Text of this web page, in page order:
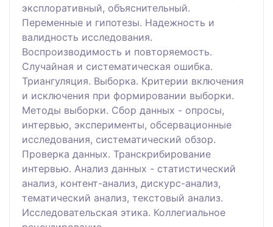
эксплоративный, объяснительный.
Переменные и гипотезы. Надежность и
валидность исследования.
Воспроизводимость и повторяемость.
Случайная и систематическая ошибка.
Триангуляция. Выборка. Критерии включения
и исключения при формировании выборки.
Методы выборки. Сбор данных - опросы,
интервью, эксперименты, обсервационные
исследования, систематический обзор.
Проверка данных. Транскрибирование
интервью. Анализ данных - статистический
анализ, контент-анализ, дискурс-анализ,
тематический анализ, текстовый анализ.
Исследовательская этика. Коллегиальное